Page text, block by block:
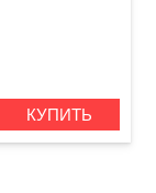
КУПИТЬ